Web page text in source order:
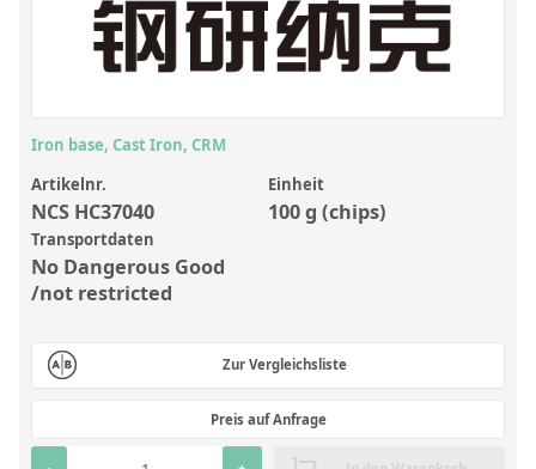
Laborbedarf und Verbrauchsmaterialien
Sonstige Standards
Custom-Made
Übersicht: Kundenspezifische Standards
Anorganische wässrige Kundenmischungen
Organische Analyten | Rückstandsanalytik
Metallstandards | Setting Up Samples (SUS)
Kundenspezifische Polymerstandards
Pharmazeutische und organische Kundensynthesen
Iron base, Cast Iron, CRM
Artikelnr.
NCS HC37040
Einheit
100 g (chips)
Transportdaten
No Dangerous Good
/not restricted
Zur Vergleichsliste
Preis auf Anfrage